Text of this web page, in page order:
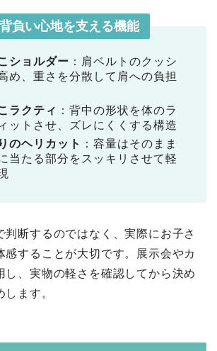
負い心地を支える機能
ショルダー ：肩ベルトのクッシ
め、重さを分散して肩への負担
ラクティ ：背中の形状を体のラ
ットさせ、ズレにくくする構造
のヘリカット
：容量はそのまま
当たる部分をスッキリさせて軽
判断するのではなく、実際にお子さ
感することが大切です。展示会やカ
し、実物の軽さを確認してから決め
ます。